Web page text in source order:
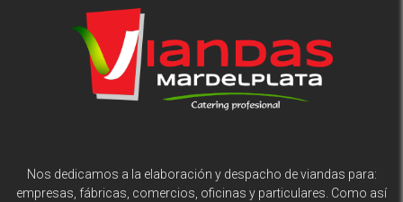
Nos dedicamos a la elaboración y despacho de viandas para:
empresas, fábricas, comercios, oficinas y particulares. Como así